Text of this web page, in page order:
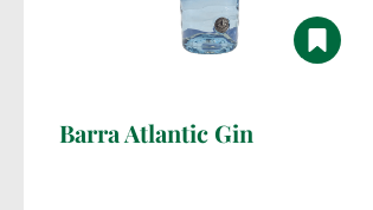
Barra Atlantic Gin